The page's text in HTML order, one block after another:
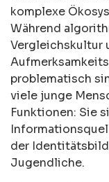
komplexe
Während
Vergleichskultur
problematisch
viele junge
Funktionen: Sie
der
Jugendliche.